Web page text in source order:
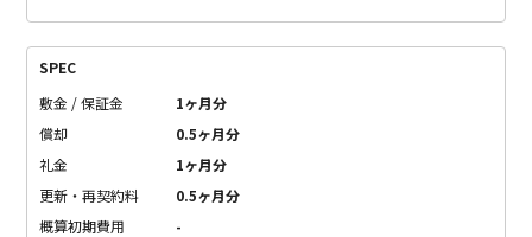
SPEC
敷金 / 保証金
1ヶ月分
償却
0.5ヶ月分
礼金
1ヶ月分
更新・再契約料
0.5ヶ月分
概算初期費用
-